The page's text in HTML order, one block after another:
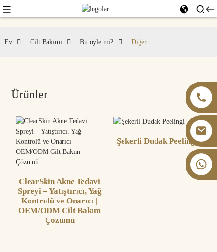
Ev Cilt Bakımı Bu öyle mi? Diğer
Ürünler
ClearSkin Akne Tedavi
Spreyi – Yatıştırıcı, Yağ
Kontrolü ve Onarıcı |
OEM/ODM Cilt Bakım
Çözümü
Şekerli Dudak Peelingi